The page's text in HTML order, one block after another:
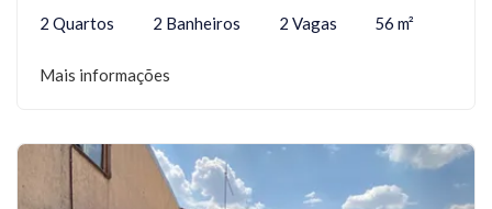
2 Quartos 2 Banheiros 2 Vagas 56 m²
Mais informações